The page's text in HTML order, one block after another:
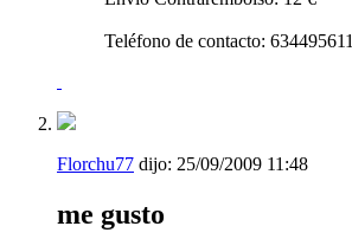
Teléfono de contacto: 634495611
Florchu77 dijo: 25/09/2009 11:48
me gusto